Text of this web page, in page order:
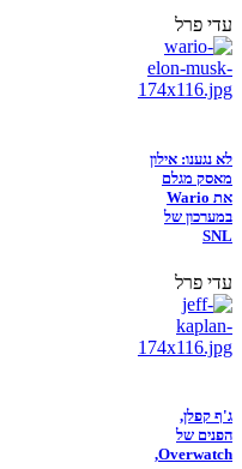
עדי פרל
לא נגענו: אילון
מאסק מגלם
את Wario
במערכון של
SNL
עדי פרל
ג'ף קפלן,
הפנים של
Overwatch,